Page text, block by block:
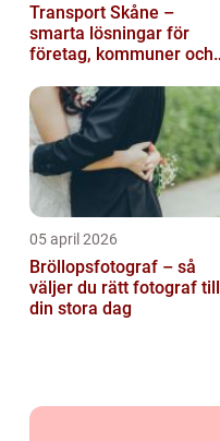
Transport Skåne –
smarta lösningar för
företag, kommuner och
05 april 2026
Bröllopsfotograf – så
väljer du rätt fotograf till
din stora dag